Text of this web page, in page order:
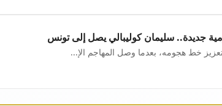
جديدة.. سليمان كوليبالي يصل إلى تونس
خط هجومه، بعدما وصل المهاجم الإ...